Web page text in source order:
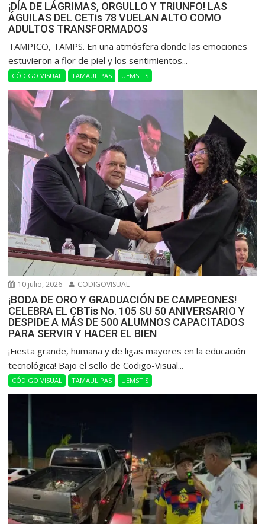
¡DÍA DE LÁGRIMAS, ORGULLO Y TRIUNFO! LAS
ÁGUILAS DEL CETis 78 VUELAN ALTO COMO
ADULTOS TRANSFORMADOS
​TAMPICO, TAMPS. En una atmósfera donde las emociones
estuvieron a flor de piel y los sentimientos...
CÓDIGO VISUAL TAMAULIPAS UEMSTIS
10 julio, 2026 CODIGOVISUAL
¡BODA DE ORO Y GRADUACIÓN DE CAMPEONES!
CELEBRA EL CBTis No. 105 SU 50 ANIVERSARIO Y
DESPIDE A MÁS DE 500 ALUMNOS CAPACITADOS
PARA SERVIR Y HACER EL BIEN
​¡Fiesta grande, humana y de ligas mayores en la educación
tecnológica! Bajo el sello de Codigo-Visual...
CÓDIGO VISUAL TAMAULIPAS UEMSTIS